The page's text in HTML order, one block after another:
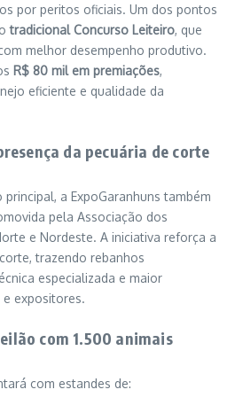
por peritos oficiais. Um dos pontos
tradicional Concurso Leiteiro, que
melhor desempenho produtivo.
R$ 80 mil em premiações,
eficiente e qualidade da
da pecuária de corte
a ExpoGaranhuns também
pela Associação dos
e Nordeste. A iniciativa reforça a
trazendo rebanhos
especializada e maior
expositores.
com 1.500 animais
com estandes de: